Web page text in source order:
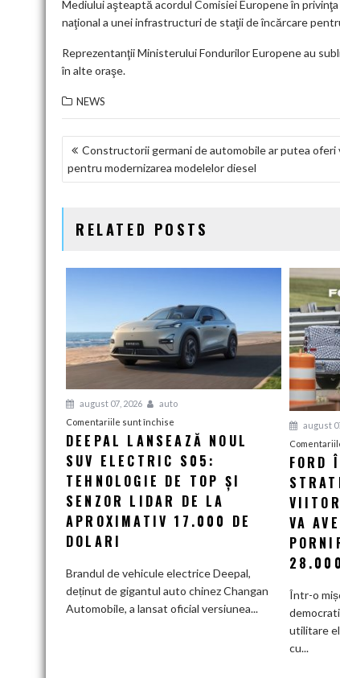
Mediului aşteaptă acordul Comisiei Europene în
naţional a unei infrastructuri de staţii de încărcare
Reprezentanţii Ministerului Fondurilor Europene au
în alte oraşe.
NEWS
NAVIGARE
ÎN
Constructorii germani de automobile ar putea oferi
pentru modernizarea modelelor diesel
RELATED POSTS
august 07, 2026
auto
Comentariile sunt închise
Deepal
lansează
noul
electric
S05:
top
și
senzor
DEEPAL LANSEAZĂ NOUL
SUV ELECTRIC S05:
TEHNOLOGIE DE TOP ȘI
SENZOR LIDAR DE LA
APROXIMATIV 17.000 DE
DOLARI
Brandul de vehicule electrice Deepal,
deținut de gigantul auto chinez Changan
Automobile, a lansat oficial versiunea...
august
FORD
VA
Într-o
utilitare
cu...